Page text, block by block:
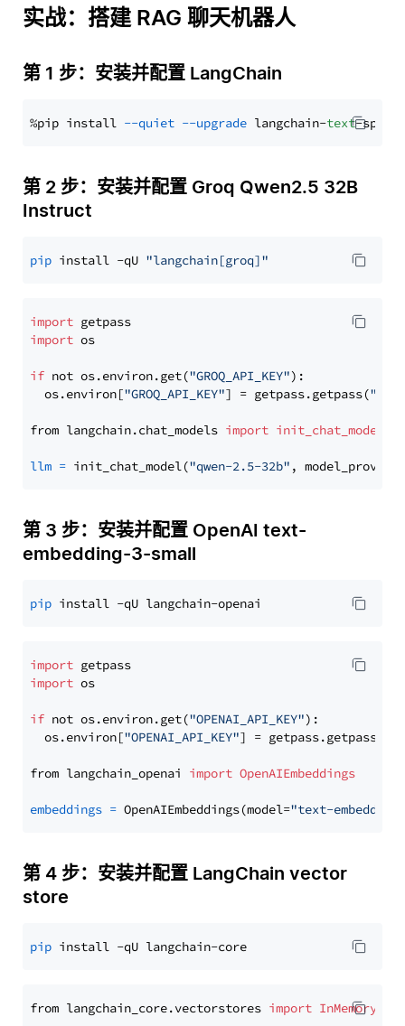
实战：搭建 RAG 聊天机器人
第 1 步：安装并配置 LangChain
%pip install --quiet --upgrade langchain-text
第 2 步：安装并配置 Groq Qwen2.5 32B
Instruct
pip install -qU "langchain[groq]"
import
import os
if not os.environ.get("GROQ_API_KEY"):
  os.environ[
"GROQ_API_KEY"] = getpass.getpass(
from langchain.chat_models import init_chat_model
llm = init_chat_model("qwen-2.5-32b" ,
第 3 步：安装并配置 OpenAI text-
embedding-3-small
pip
import
import os
if not os.environ.get("OPENAI_API_KEY"):
  os.environ[
"OPENAI_API_KEY"] = getpass.getpass(
from langchain_openai import OpenAIEmbeddings
embeddings = OpenAIEmbeddings(model="text-
第 4 步：安装并配置 LangChain vector
store
pip
from langchain_core.vectorstores import